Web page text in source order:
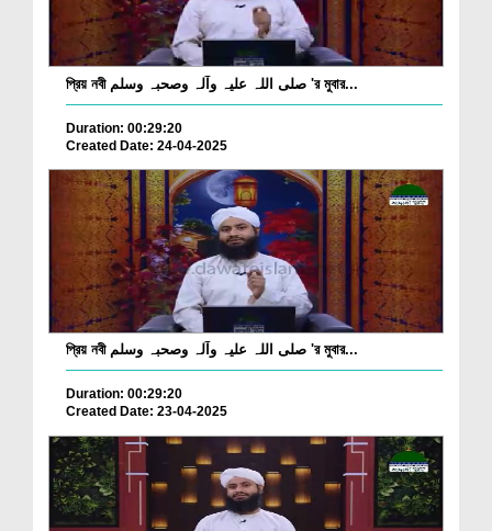
প্রিয় নবী صلی اللہ علیہ وآلہ وصحبہ وسلم 'র মুবার...
Duration: 00:29:20
Created Date: 24-04-2025
প্রিয় নবী صلی اللہ علیہ وآلہ وصحبہ وسلم 'র মুবার...
Duration: 00:29:20
Created Date: 23-04-2025